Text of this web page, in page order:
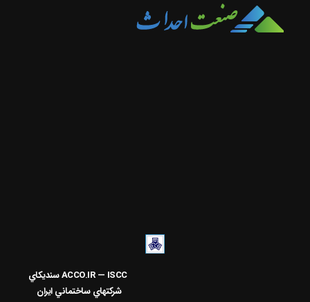
ACCO.IR — ISCC
سنديکاي
شرکتهاي ساختماني ايران